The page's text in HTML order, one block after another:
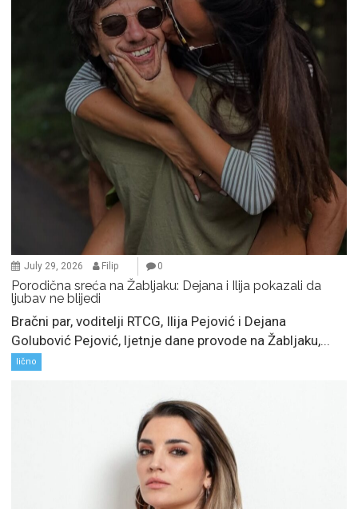
July 29, 2026 Filip 0
Porodična sreća na Žabljaku: Dejana i Ilija pokazali da
ljubav ne blijedi
Bračni par, voditelji RTCG, Ilija Pejović i Dejana
Golubović Pejović, ljetnje dane provode na Žabljaku,...
lično